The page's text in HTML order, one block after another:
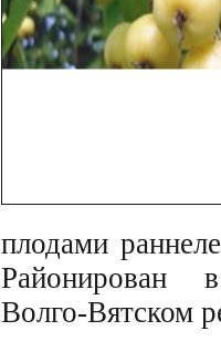
плодами
Районирован
Волго-Вятском